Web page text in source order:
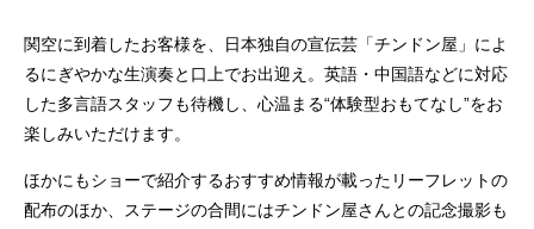
関空に到着したお客様を、日本独自の宣伝芸「チンドン屋」によ
るにぎやかな生演奏と口上でお出迎え。英語・中国語などに対応
した多言語スタッフも待機し、心温まる“体験型おもてなし”をお
楽しみいただけます。
ほかにもショーで紹介するおすすめ情報が載ったリーフレットの
配布のほか、ステージの合間にはチンドン屋さんとの記念撮影も